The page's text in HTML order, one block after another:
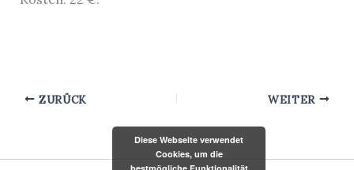
ZURÜCK WEITER
Diese Webseite verwendet
Cookies, um die